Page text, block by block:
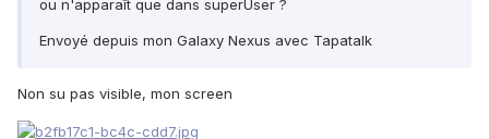
ou n'apparaît que dans superUser ?
Envoyé depuis mon Galaxy Nexus avec Tapatalk
Non su pas visible, mon screen